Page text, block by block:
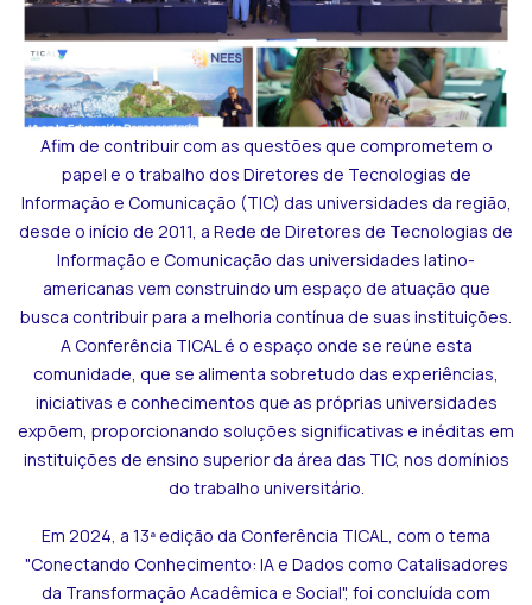
Afim de contribuir com as questões que comprometem o
papel e o trabalho dos Diretores de Tecnologias de
Informação e Comunicação (TIC) das universidades da região,
desde o início de 2011, a Rede de Diretores de Tecnologias de
Informação e Comunicação das universidades latino-
americanas vem construindo um espaço de atuação que
busca contribuir para a melhoria contínua de suas instituições.
A Conferência TICAL é o espaço onde se reúne esta
comunidade, que se alimenta sobretudo das experiências,
iniciativas e conhecimentos que as próprias universidades
expõem, proporcionando soluções significativas e inéditas em
instituições de ensino superior da área das TIC, nos domínios
do trabalho universitário.
Em 2024, a 13ª edição da Conferência TICAL, com o tema
"Conectando Conhecimento: IA e Dados como Catalisadores
da Transformação Acadêmica e Social", foi concluída com